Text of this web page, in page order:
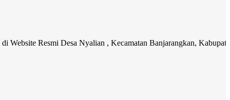
Desa Nyalian , Kecamatan Banjarangkan, Kabupaten